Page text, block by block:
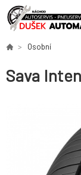
Osobní
Sava